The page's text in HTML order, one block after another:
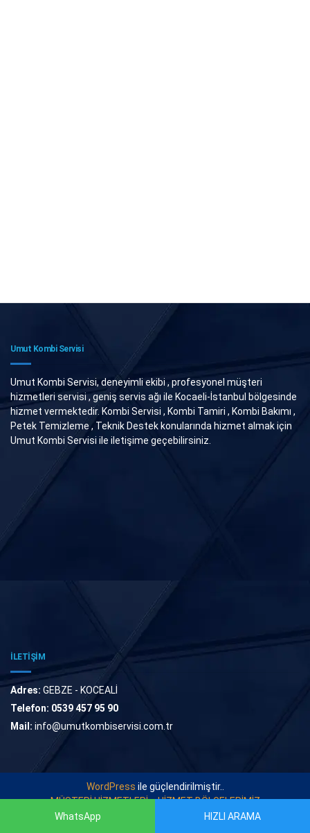
Umut Kombi Servisi
Umut Kombi Servisi, deneyimli ekibi , profesyonel müşteri
hizmetleri servisi , geniş servis ağı ile Kocaeli-İstanbul bölgesinde
hizmet vermektedir. Kombi Servisi , Kombi Tamiri , Kombi Bakımı ,
Petek Temizleme , Teknik Destek konularında hizmet almak için
Umut Kombi Servisi ile iletişime geçebilirsiniz.
İLETİŞİM
Adres: GEBZE - KOCEALİ
Telefon: 0539 457 95 90
Mail: info@umutkombiservisi.com.tr
WordPress ile güçlendirilmiştir..
MÜŞTERİ HİZMETLERİ
HİZMET BÖLGELERİMİZ
© 2022UMUT KOMBİ SERVİSİ . Tüm Hakları Saklıdır.
WhatsApp HIZLI ARAMA